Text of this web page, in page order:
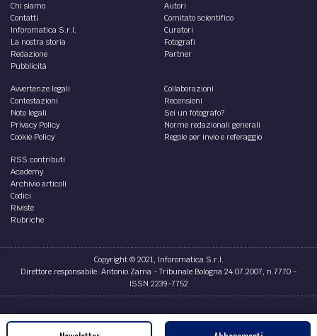
Chi siamo
Contatti
Inforomatica S.r.l.
La nostra storia
Redazione
Pubblicità
Autori
Comitato scientifico
Curatori
Fotografi
Partner
Avvertenze legali
Contestazioni
Note legali
Privacy Policy
Cookie Policy
Collaborazioni
Recensioni
Sei un fotografo?
Norme redazionali generali
Regole per invio e referaggio
RSS contributi
Academy
Archivio articoli
Codici
Riviste
Rubriche
Copyright © 2021, Inforomatica S.r.l.
Direttore responsabile: Antonio Zama - Tribunale Bologna 24.07.2007, n.7770 -
ISSN 2239-7752
Credits